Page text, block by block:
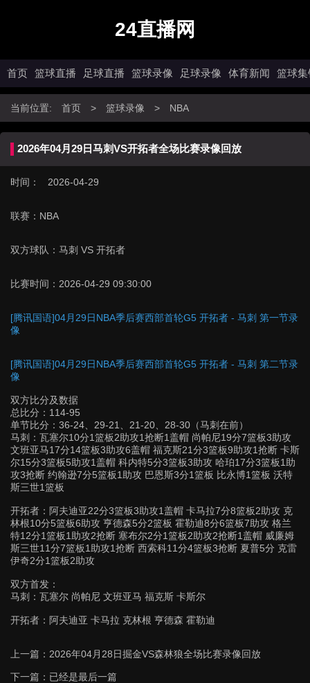
24直播网
首页 篮球直播 足球直播 篮球录像 足球录像 体育新闻 篮球集
当前位置: 首页 > 篮球录像 > NBA
2026年04月29日马刺VS开拓者全场比赛录像回放
时间： 2026-04-29
联赛： NBA
双方球队： 马刺 VS 开拓者
比赛时间： 2026-04-29 09:30:00
[腾讯国语]04月29日NBA季后赛西部首轮G5 开拓者 - 马刺 第一节录
像
[腾讯国语]04月29日NBA季后赛西部首轮G5 开拓者 - 马刺 第二节录
像
双方比分及数据
总比分：114-95
单节比分：36-24、29-21、21-20、28-30（马刺在前）
马刺：瓦塞尔10分1篮板2助攻1抢断1盖帽 尚帕尼19分7篮板3助攻
文班亚马17分14篮板3助攻6盖帽 福克斯21分3篮板9助攻1抢断 卡斯
尔15分3篮板5助攻1盖帽 科内特5分3篮板3助攻 哈珀17分3篮板1助
攻3抢断 约翰逊7分5篮板1助攻 巴恩斯3分1篮板 比永博1篮板 沃特
斯三世1篮板
开拓者：阿夫迪亚22分3篮板3助攻1盖帽 卡马拉7分8篮板2助攻 克
林根10分5篮板6助攻 亨德森5分2篮板 霍勒迪8分6篮板7助攻 格兰
特12分1篮板1助攻2抢断 塞布尔2分1篮板2助攻2抢断1盖帽 威廉姆
斯三世11分7篮板1助攻1抢断 西索科11分4篮板3抢断 夏普5分 克雷
伊奇2分1篮板2助攻
双方首发：
马刺：瓦塞尔 尚帕尼 文班亚马 福克斯 卡斯尔
开拓者：阿夫迪亚 卡马拉 克林根 亨德森 霍勒迪
上一篇： 2026年04月28日掘金VS森林狼全场比赛录像回放
下一篇：已经是最后一篇